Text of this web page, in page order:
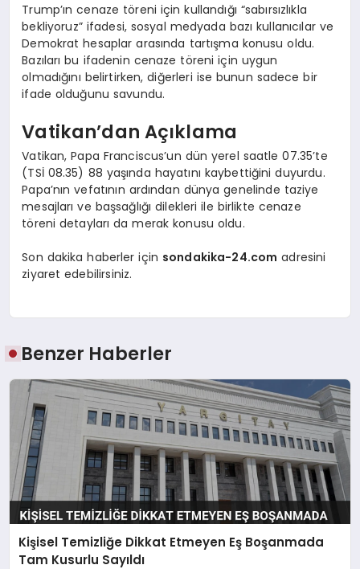
Trump’ın cenaze töreni için kullandığı “sabırsızlıkla
bekliyoruz” ifadesi, sosyal medyada bazı kullanıcılar ve
Demokrat hesaplar arasında tartışma konusu oldu.
Bazıları bu ifadenin cenaze töreni için uygun
olmadığını belirtirken, diğerleri ise bunun sadece bir
ifade olduğunu savundu.
Vatikan’dan Açıklama
Vatikan, Papa Franciscus’un dün yerel saatle 07.35’te
(TSİ 08.35) 88 yaşında hayatını kaybettiğini duyurdu.
Papa’nın vefatının ardından dünya genelinde taziye
mesajları ve başsağlığı dilekleri ile birlikte cenaze
töreni detayları da merak konusu oldu.
Son dakika haberler için sondakika-24.com adresini
ziyaret edebilirsiniz.
Benzer Haberler
Kişisel Temizliğe Dikkat Etmeyen Eş Boşanmada
Tam Kusurlu Sayıldı